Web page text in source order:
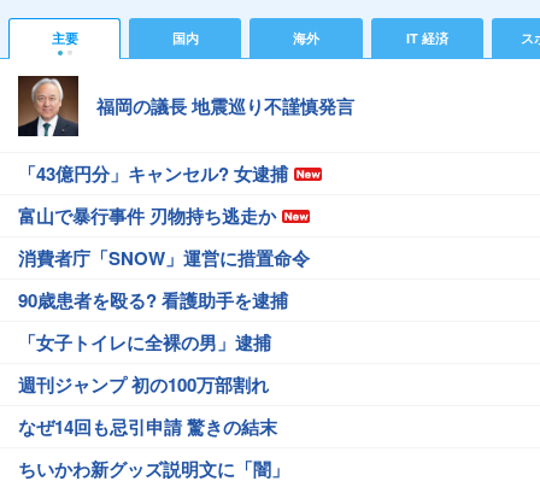
主要 国内 海外 IT 経済 ス
福岡の議長 地震巡り不謹慎発言
「43億円分」キャンセル? 女逮捕
富山で暴行事件 刃物持ち逃走か
消費者庁「SNOW」運営に措置命令
90歳患者を殴る? 看護助手を逮捕
「女子トイレに全裸の男」逮捕
週刊ジャンプ 初の100万部割れ
なぜ14回も忌引申請 驚きの結末
ちいかわ新グッズ説明文に「闇」